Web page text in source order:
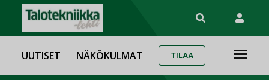
UUTISET NÄKÖKULMAT TILAA